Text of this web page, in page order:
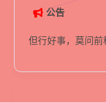
公告
但行好事，莫问前